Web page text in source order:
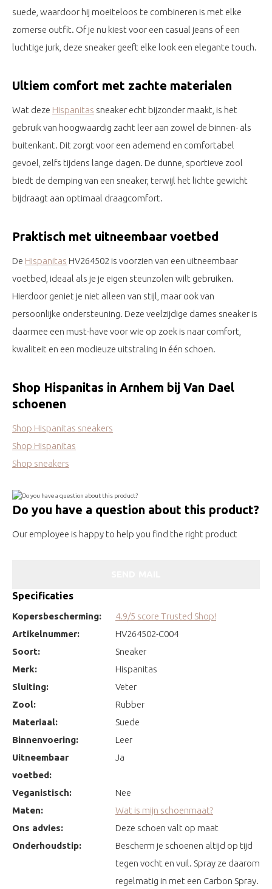
suede, waardoor hij moeiteloos te combineren is met elke
zomerse outfit. Of je nu kiest voor een casual jeans of een
luchtige jurk, deze sneaker geeft elke look een elegante touch.
Ultiem comfort met zachte materialen
Wat deze Hispanitas sneaker echt bijzonder maakt, is het
gebruik van hoogwaardig zacht leer aan zowel de binnen- als
buitenkant. Dit zorgt voor een ademend en comfortabel
gevoel, zelfs tijdens lange dagen. De dunne, sportieve zool
biedt de demping van een sneaker, terwijl het lichte gewicht
bijdraagt aan optimaal draagcomfort.
Praktisch met uitneembaar voetbed
De Hispanitas HV264502 is voorzien van een uitneembaar
voetbed, ideaal als je je eigen steunzolen wilt gebruiken.
Hierdoor geniet je niet alleen van stijl, maar ook van
persoonlijke ondersteuning. Deze veelzijdige dames sneaker is
daarmee een must-have voor wie op zoek is naar comfort,
kwaliteit en een modieuze uitstraling in één schoen.
Shop Hispanitas in Arnhem bij Van Dael
schoenen
Shop Hispanitas sneakers
Shop Hispanitas
Shop sneakers
Do you have a question about this product?
Our employee is happy to help you find the right product
Specificaties
Kopersbescherming:
4.9/5 score Trusted Shop!
Artikelnummer:
HV264502-C004
Soort:
Sneaker
Merk:
Hispanitas
Sluiting:
Veter
Zool:
Rubber
Materiaal:
Suede
Binnenvoering:
Leer
Uitneembaar
voetbed:
Ja
Veganistisch:
Nee
Maten:
Wat is mijn schoenmaat?
Ons advies:
Deze schoen valt op maat
Onderhoudstip:
Bescherm je schoenen altijd op tijd
tegen vocht en vuil. Spray ze daarom
regelmatig in met een Carbon Spray.